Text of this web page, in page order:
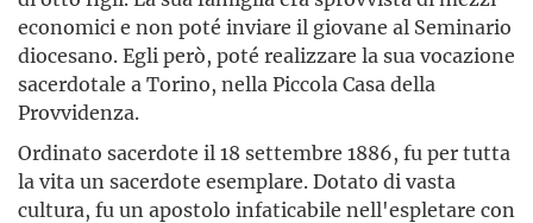
economici e non poté inviare il giovane al Seminario
diocesano. Egli però, poté realizzare la sua vocazione
sacerdotale a Torino, nella Piccola Casa della
Provvidenza.
Ordinato sacerdote il 18 settembre 1886, fu per tutta
la vita un sacerdote esemplare. Dotato di vasta
cultura, fu un apostolo infaticabile nell'espletare con